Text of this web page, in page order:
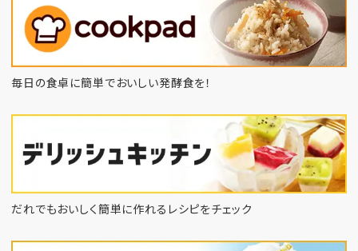
毎日の食卓に簡単でおいしい発酵食を！
だれでもおいしく簡単に作れるレシピをチェック